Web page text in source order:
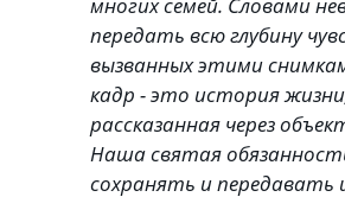
передать всю глубину
вызванных этими
кадр - это история
рассказанная через
Наша святая
сохранять и передавать